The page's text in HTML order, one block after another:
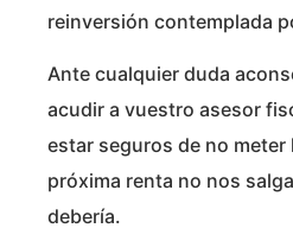
reinversión contemplada
Ante cualquier duda
acudir a vuestro asesor
estar seguros de no meter
próxima renta no nos
debería.